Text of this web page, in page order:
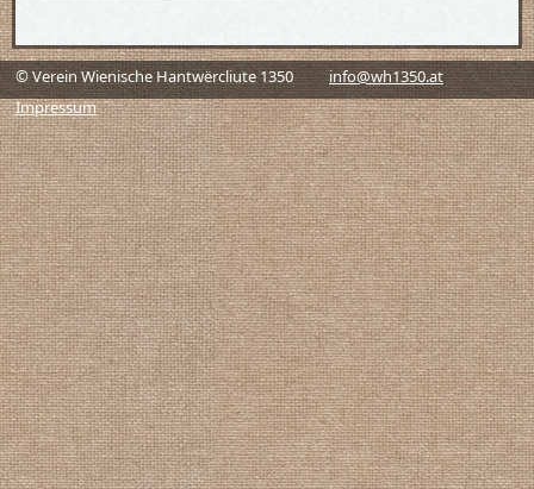
© Verein Wienische Hantwërcliute 1350
info@wh1350.at
Impressum